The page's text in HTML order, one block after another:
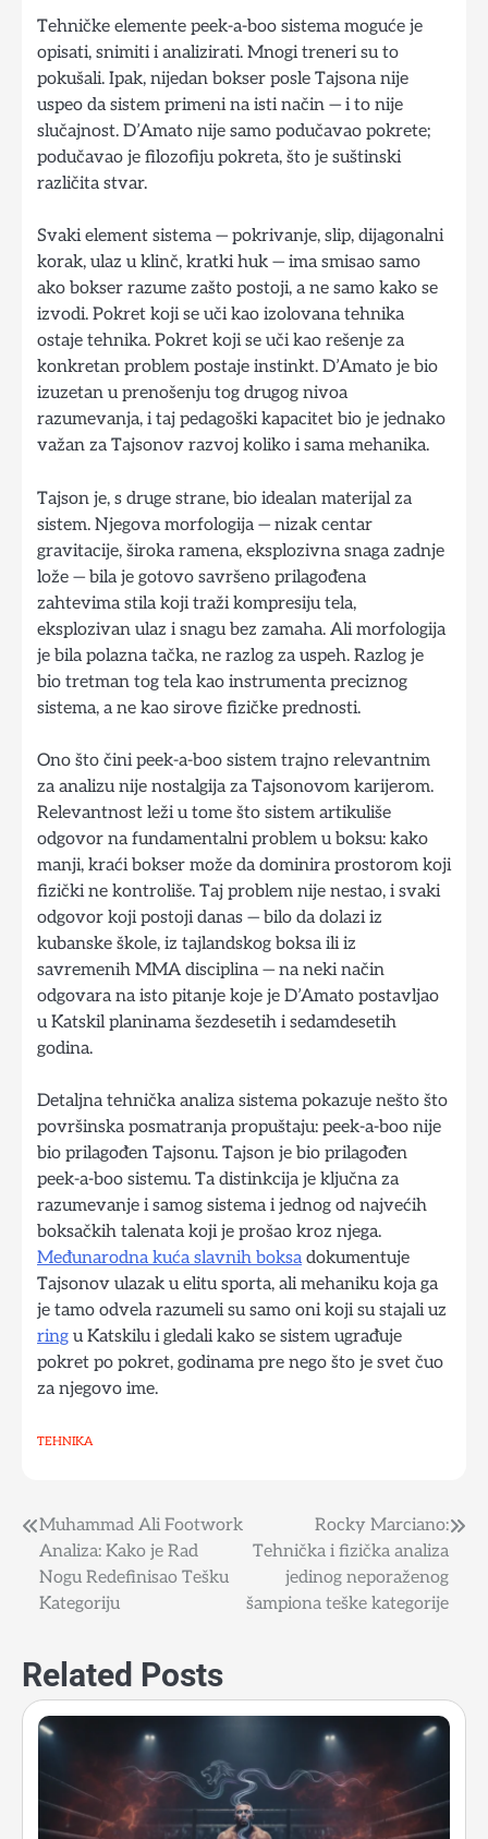
Tehničke elemente peek-a-boo sistema moguće je
opisati, snimiti i analizirati. Mnogi treneri su to
pokušali. Ipak, nijedan bokser posle Tajsona nije
uspeo da sistem primeni na isti način — i to nije
slučajnost. D’Amato nije samo podučavao pokrete;
podučavao je filozofiju pokreta, što je suštinski
različita stvar.
Svaki element sistema — pokrivanje, slip, dijagonalni
korak, ulaz u klinč, kratki huk — ima smisao samo
ako bokser razume zašto postoji, a ne samo kako se
izvodi. Pokret koji se uči kao izolovana tehnika
ostaje tehnika. Pokret koji se uči kao rešenje za
konkretan problem postaje instinkt. D’Amato je bio
izuzetan u prenošenju tog drugog nivoa
razumevanja, i taj pedagoški kapacitet bio je jednako
važan za Tajsonov razvoj koliko i sama mehanika.
Tajson je, s druge strane, bio idealan materijal za
sistem. Njegova morfologija — nizak centar
gravitacije, široka ramena, eksplozivna snaga zadnje
lože — bila je gotovo savršeno prilagođena
zahtevima stila koji traži kompresiju tela,
eksplozivan ulaz i snagu bez zamaha. Ali morfologija
je bila polazna tačka, ne razlog za uspeh. Razlog je
bio tretman tog tela kao instrumenta preciznog
sistema, a ne kao sirove fizičke prednosti.
Ono što čini peek-a-boo sistem trajno relevantnim
za analizu nije nostalgija za Tajsonovom karijerom.
Relevantnost leži u tome što sistem artikuliše
odgovor na fundamentalni problem u boksu: kako
manji, kraći bokser može da dominira prostorom koji
fizički ne kontroliše. Taj problem nije nestao, i svaki
odgovor koji postoji danas — bilo da dolazi iz
kubanske škole, iz tajlandskog boksa ili iz
savremenih MMA disciplina — na neki način
odgovara na isto pitanje koje je D’Amato postavljao
u Katskil planinama šezdesetih i sedamdesetih
godina.
Detaljna tehnička analiza sistema pokazuje nešto što
površinska posmatranja propuštaju: peek-a-boo nije
bio prilagođen Tajsonu. Tajson je bio prilagođen
peek-a-boo sistemu. Ta distinkcija je ključna za
razumevanje i samog sistema i jednog od najvećih
boksačkih talenata koji je prošao kroz njega.
Međunarodna kuća slavnih boksadokumentuje
Tajsonov ulazak u elitu sporta, ali mehaniku koja ga
je tamo odvela razumeli su samo oni koji su stajali uz
ring u Katskilu i gledali kako se sistem ugrađuje
pokret po pokret, godinama pre nego što je svet čuo
za njegovo ime.
TEHNIKA
Post
navigation
Muhammad Ali Footwork
Analiza: Kako je Rad
Nogu Redefinisao Tešku
Kategoriju
Rocky Marciano:
Tehnička i fizička analiza
jedinog neporaženog
šampiona teške kategorije
Related Posts